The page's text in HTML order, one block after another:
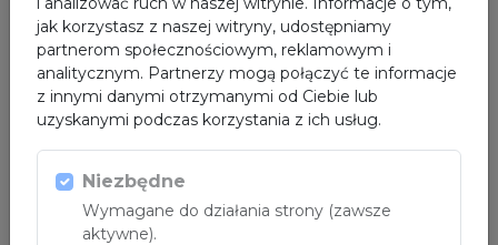
wyjeździe RTX Golden Team Nowy Sącz 10:8 w
spotkaniu rozpoczynającym 2 kolejkę Polskiej Ligi
Boksu.
jak korzystasz z naszej witryny, udostępniamy
partnerom społecznościowym, reklamowym i
analitycznym. Partnerzy mogą połączyć te informacje
z innymi danymi otrzymanymi od Ciebie lub
uzyskanymi podczas korzystania z ich usług.
Niezbędne
Wymagane do działania strony (zawsze
aktywne).